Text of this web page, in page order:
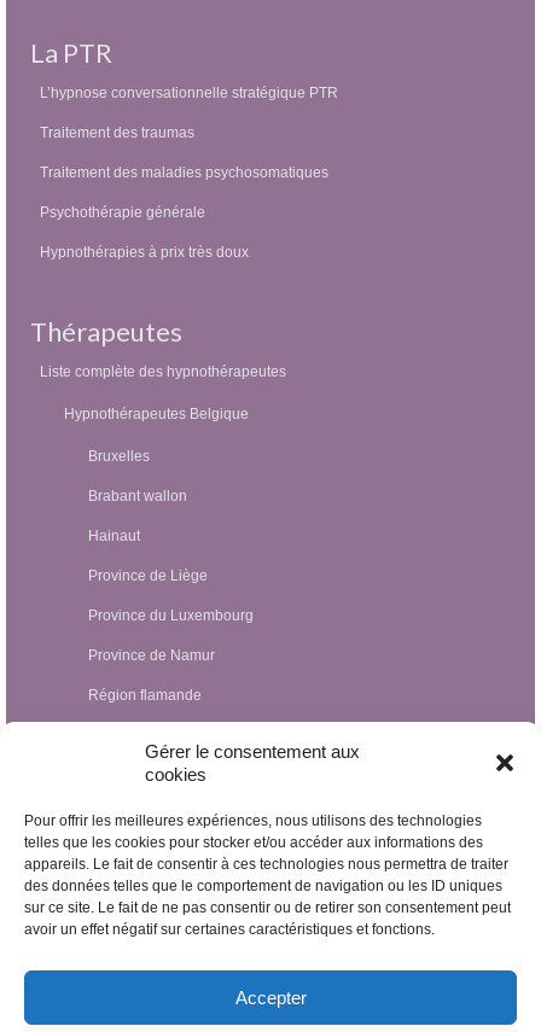
Gérer le consentement aux
cookies
Pour offrir les meilleures expériences, nous utilisons des technologies
telles que les cookies pour stocker et/ou accéder aux informations des
appareils. Le fait de consentir à ces technologies nous permettra de traiter
des données telles que le comportement de navigation ou les ID uniques
sur ce site. Le fait de ne pas consentir ou de retirer son consentement peut
avoir un effet négatif sur certaines caractéristiques et fonctions.
Accepter
La PTR
L’hypnose conversationnelle stratégique PTR
Traitement des traumas
Traitement des maladies psychosomatiques
Psychothérapie générale
Hypnothérapies à prix très doux
Thérapeutes
Liste complète des hypnothérapeutes
Hypnothérapeutes Belgique
Bruxelles
Brabant wallon
Hainaut
Province de Liège
Province du Luxembourg
Province de Namur
Région flamande
Hypnothérapeutes Luxembourg
Hypnothérapeutes France
Hypnothérapeutes Suisse
Hypnothérapeutes Pays-Bas
Hypnothérapeutes Espagne
Hypnothérapeutes Egypte